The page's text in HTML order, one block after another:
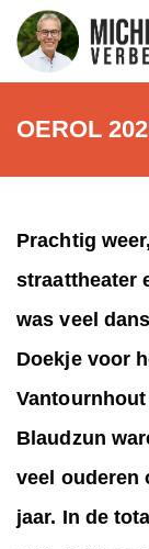
OEROL
Prachtig
straattheater
was veel
Doekje voor
Blaudzun
veel ouderen
jaar. In de